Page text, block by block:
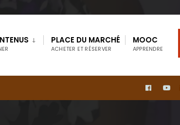
PLACE DU MARCHÉ
ACHETER ET RÉSERVER
MOOC
APPRENDRE